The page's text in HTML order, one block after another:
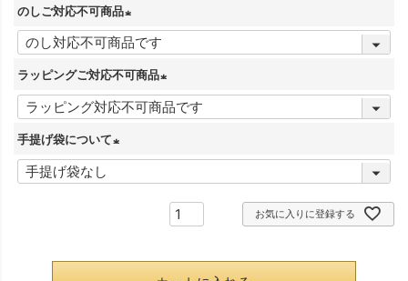
のしご対応不可商品
(
)
ラッピングご対応不可商品
(
手提げ袋について
お気に入りに登録する